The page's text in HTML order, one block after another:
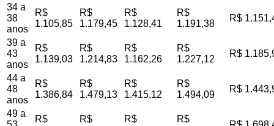
34 a
38
anos
R$
1.105,85
R$
1.179,45
R$
1.128,41
R$
1.191,38
R$
39 a
43
anos
R$
1.139,03
R$
1.214,83
R$
1.162,26
R$
1.227,12
R$
44 a
48
anos
R$
1.386,84
R$
1.479,13
R$
1.415,12
R$
1.494,09
R$
49 a
R$
R$
R$
R$